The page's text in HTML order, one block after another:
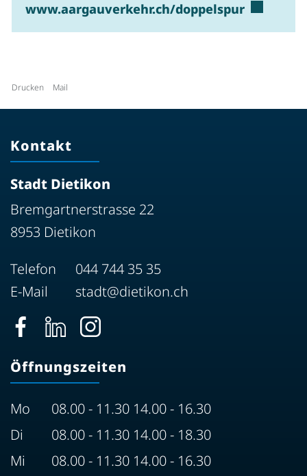
www.aargauverkehr.ch/doppelspur
Drucken Mail
Kontakt
Stadt Dietikon
Bremgartnerstrasse 22
8953 Dietikon
Telefon
044 744 35 35
E-Mail
stadt@dietikon.ch
Öffnungszeiten
Mo
08.00 - 11.30 14.00 - 16.30
Di
08.00 - 11.30 14.00 - 18.30
Mi
08.00 - 11.30 14.00 - 16.30